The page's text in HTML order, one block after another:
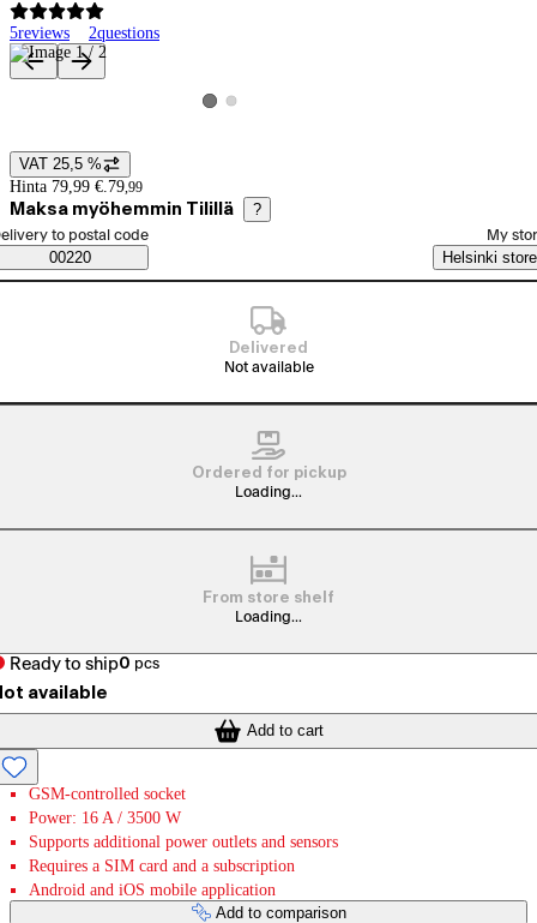
5reviews 2questions
Product images and videos
View product image 1
View product image 2
Price details
VAT 25,5 %
Hinta 79,99 €. 79,99
Maksa myöhemmin Tilillä ?
Saatavuustiedot
order method
to postal code
00220
My
Helsinki store
Delivered
Not available
Ordered for pickup
Loading...
From store shelf
Loading...
Ready to ship0 pcs
available
Add to cart
GSM-controlled socket
Power: 16 A / 3500 W
Supports additional power outlets and sensors
Requires a SIM card and a subscription
Android and iOS mobile application
Add to comparison